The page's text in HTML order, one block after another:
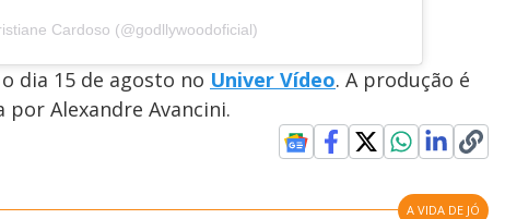
Cardoso (@godllywoodoficial)
dia 15 de agosto no Univer Vídeo. A produção é
Alexandre Avancini.
A VIDA DE JÓ